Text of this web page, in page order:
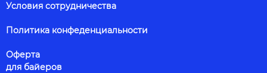
Условия сотрудничества
Политика конфеденциальности
Оферта
для байеров